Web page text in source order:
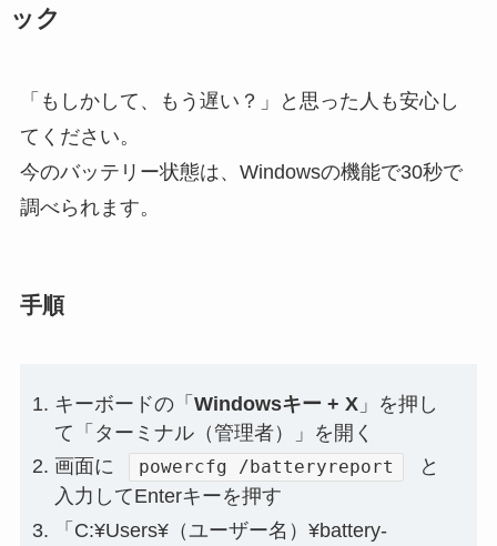
ック
「もしかして、もう遅い？」と思った人も安心し
てください。
今のバッテリー状態は、Windowsの機能で30秒で
調べられます。
手順
キーボードの「Windowsキー + X 」を押し
て「ターミナル（管理者）」を開く
画面に
powercfg /batteryreport
と
入力してEnterキーを押す
「C:¥Users¥（ユーザー名）¥battery-